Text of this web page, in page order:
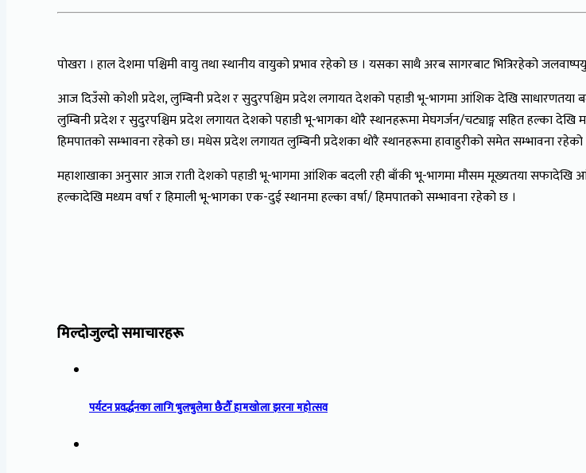
पाेखरा । हाल देशमा पश्चिमी वायु तथा स्थानीय वायुको प्रभाव रहेको छ । यसका साथै अरब सागरबाट भित्रिरहेको
आज दिउँसो कोशी प्रदेश, लुम्बिनी प्रदेश र सुदुरपश्चिम प्रदेश लगायत देशको पहाडी भू-भागमा आंशिक देखि
लुम्बिनी प्रदेश र सुदुरपश्चिम प्रदेश लगायत देशको पहाडी भू-भागका थोरै स्थानहरूमा मेघगर्जन/चट्याङ्ग सहित हल्का
हिमपातको सम्भावना रहेको छ। मधेस प्रदेश लगायत लुम्बिनी प्रदेशका थोरै स्थानहरूमा हावाहुरीको समेत सम्भावना
महाशाखाका अनुसार आज राती देशको पहाडी भू-भागमा आंशिक बदली रही बाँकी भू-भागमा मौसम मूख्यतया
हल्कादेखि मध्यम वर्षा र हिमाली भू-भागका ‍एक-दुई स्थानमा हल्का वर्षा/ हिमपातको सम्भावना रहेको छ ।
मिल्दोजुल्दो समाचारहरू
पर्यटन प्रवर्द्धनका लागि भुलभुलेमा छैटौँ हामखोला झरना महोत्सव